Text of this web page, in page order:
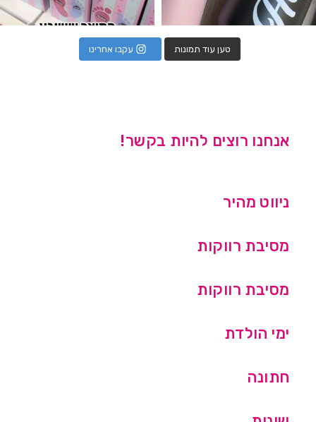
טען עוד תמונות עקבו אחרינו
אנחנו רוצים להיות בקשר!
ניווט מהיר
מסיבת רווקות
מסיבת רווקות
ימי הולדת
חתונה